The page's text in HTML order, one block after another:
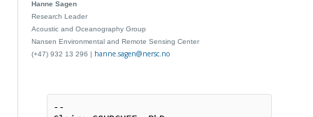
Hanne Sagen
Research Leader
Acoustic and Oceanography Group
Nansen Environmental and Remote Sensing Center
(+47) 932 13 296 | hanne.sagen@nersc.no
--